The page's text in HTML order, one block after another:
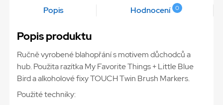
Popis Hodnocení 0
Popis produktu
Ručně vyrobené blahopřání s motivem důchodců a
hub. Použita razítka My Favorite Things + Little Blue
Bird a alkoholové fixy TOUCH Twin Brush Markers.
Použité techniky: